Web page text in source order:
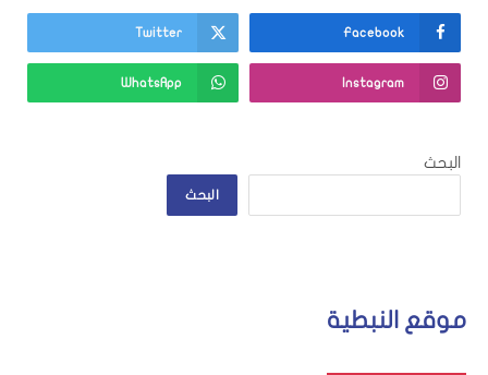
Facebook
Twitter
Instagram
WhatsApp
البحث
البحث
موقع النبطية